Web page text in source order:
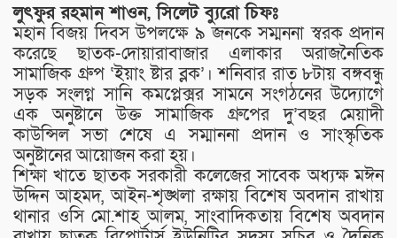
লুৎফুর রহমান শাওন, সিলেট ব্যুরো চিফঃ
মহান বিজয় দিবস উপলক্ষে ৯ জনকে সম্মননা স্বরক প্রদান
করেছে ছাতক-দোয়ারাবাজার এলাকার অরাজনৈতিক
সামাজিক গ্রুপ ‘ইয়াং ষ্টার ব্লক’। শনিবার রাত ৮টায় বঙ্গবন্ধু
সড়ক সংলগ্ন সানি কমপ্লেক্সর সামনে সংগঠনের উদ্যোগে
এক অনুষ্টানে উক্ত সামাজিক গ্রুপের দু’বছর মেয়াদী
কাউন্সিল সভা শেষে এ সম্মাননা প্রদান ও সাংস্কৃতিক
অনুষ্টানের আয়োজন করা হয়।
শিক্ষা খাতে ছাতক সরকারী কলেজের সাবেক অধ্যক্ষ মঈন
উদ্দিন আহমদ, আইন-শৃঙ্খলা রক্ষায় বিশেষ অবদান রাখায়
থানার ওসি মো.শাহ আলম, সাংবাদিকতায় বিশেষ অবদান